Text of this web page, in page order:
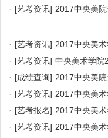
· [艺考资讯] 2017中央美
· [艺考资讯] 2017中央美
· [艺考资讯] 中央美术学院
· [成绩查询] 2017中央美
· [艺考资讯] 2017中央美
· [艺考报名] 2017中央美
· [艺考资讯] 2017中央美